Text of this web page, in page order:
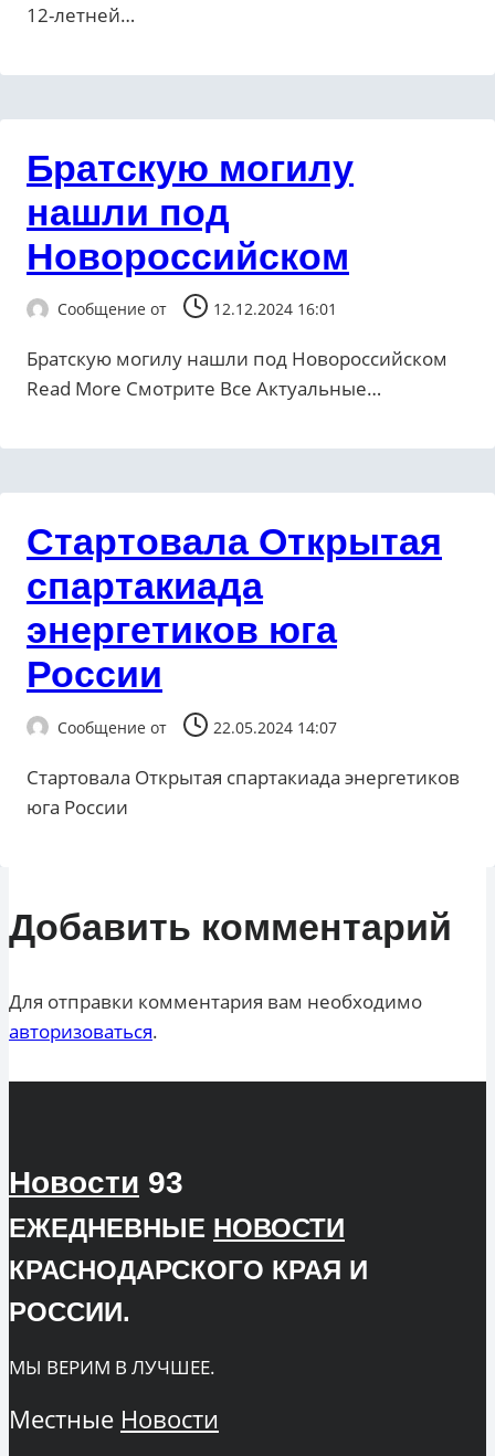
12-летней…
Братскую могилу
нашли под
Новороссийском
Сообщение от 12.12.2024 16:01
Братскую могилу нашли под Новороссийском ​
Read More Смотрите Все Актуальные…
Стартовала Открытая
спартакиада
энергетиков юга
России
Сообщение от 22.05.2024 14:07
Стартовала Открытая спартакиада энергетиков
юга России
Добавить комментарий
Для отправки комментария вам необходимо
авторизоваться.
Новости 93
ЕЖЕДНЕВНЫЕ НОВОСТИ
КРАСНОДАРСКОГО КРАЯ И
РОССИИ.
МЫ ВЕРИМ В ЛУЧШЕЕ.
Местные Новости